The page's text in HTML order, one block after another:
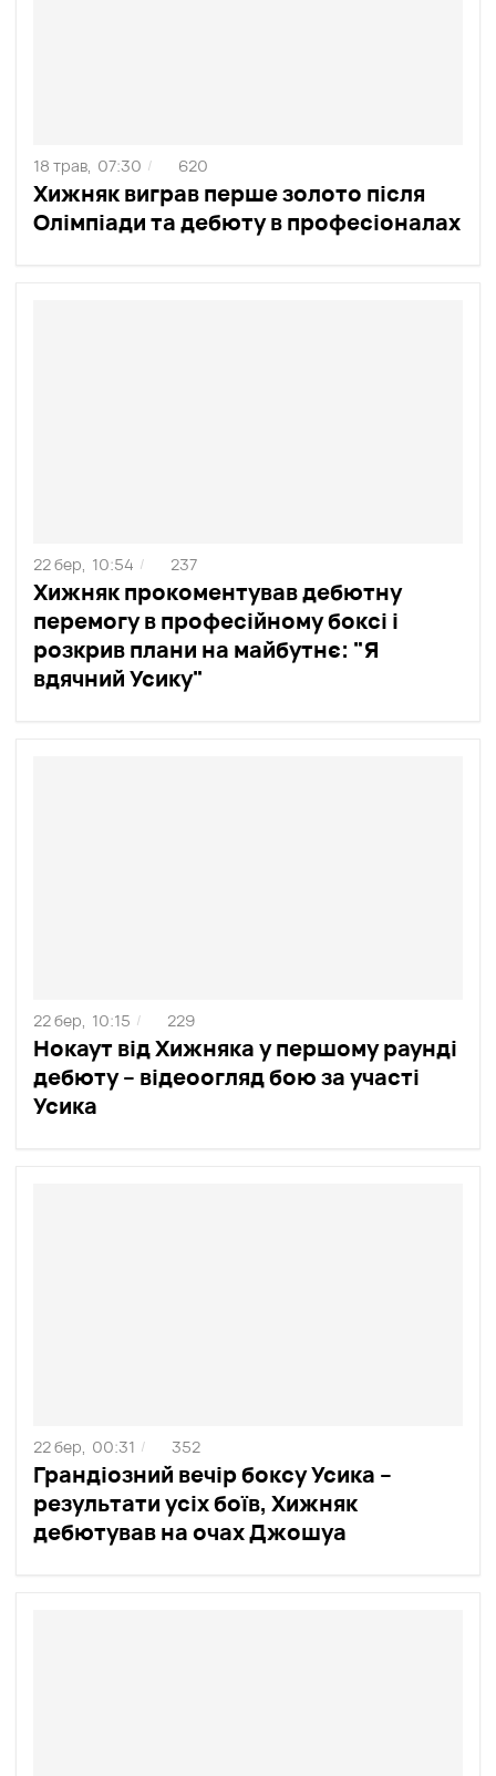
Хижняк виграв перше золото після
Олімпіади та дебюту в професіоналах
18 трав, 07:30 / 620
Хижняк прокоментував дебютну
перемогу в професійному боксі і
розкрив плани на майбутнє: "Я
вдячний Усику"
22 бер, 10:54 / 237
Нокаут від Хижняка у першому раунді
дебюту – відеоогляд бою за участі
Усика
22 бер, 10:15 / 229
Грандіозний вечір боксу Усика –
результати усіх боїв, Хижняк
дебютував на очах Джошуа
22 бер, 00:31 / 352